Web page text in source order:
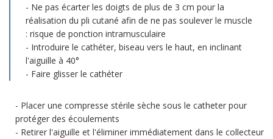
Ne pas écarter les doigts de plus de 3 cm pour la
réalisation du pli cutané afin de ne pas soulever le muscle
: risque de ponction intramusculaire
Introduire le cathéter, biseau vers le haut, en inclinant
l'aiguille à 40°
Faire glisser le cathéter
Placer une compresse stérile sèche sous le catheter pour
protéger des écoulements
Retirer l'aiguille et l'éliminer immédiatement dans le collecteur